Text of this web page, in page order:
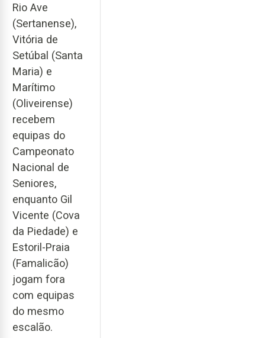
Rio Ave
(Sertanense),
Vitória de
Setúbal (Santa
Maria) e
Marítimo
(Oliveirense)
recebem
equipas do
Campeonato
Nacional de
Seniores,
enquanto Gil
Vicente (Cova
da Piedade) e
Estoril-Praia
(Famalicão)
jogam fora
com equipas
do mesmo
escalão.